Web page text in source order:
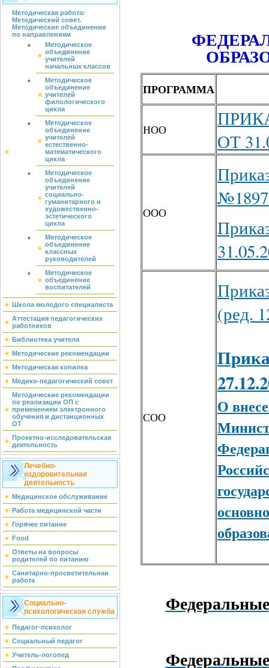
Методическая работа:
Методический совет.
Методические объединения
по направлениям
Методическое
объединение
учителей
начальных классов
Методическое
объединение
учителей
филологического
цикла
Методическое
объединение
учителей
естественно-
математического
цикла
Методическое
объединение
учителей
социально-
гуманитарного и
художественно-
эстетического
цикла
Методическое
объединение
классных
руководителей
Методическое
объединение
воспитателей
Школа молодого специалиста
Аттестация педагогических
работников
Библиотека учителя
Методические рекомендации
Методическая копилка
Медико-педагогический совет
Методические рекомендации
по реализации ОП с
применением электронного
обучения и дистанционных
ОТ
Проектно-исследовательская
деятельность
Лечебно-
оздоровительная
деятельность
Медицинское обслуживание
Работа медицинской части
Горячее питание
Food
Ответы на вопросы
родителей по питанию
Санитарно-просветительная
работа
Социально-
психологическая служба
Педагог-психолог
Социальный педагог
Учитель-логопед
ПРОГРАММА
НОО
ОТ
ООО
№1897
СОО
(ред.
О